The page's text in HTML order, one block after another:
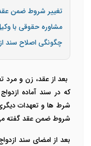
تغییر شروط ضمن عقد
مشاوره حقوقی با
چگونگی اصلاح سند
بعد از عقد، زن و
که در سند آماده
شرط ها و تعهدات
شروط ضمن عقد گفته
بعد از امضای سند